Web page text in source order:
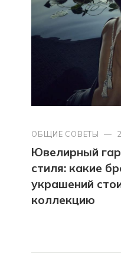
ОБЩИЕ СОВЕТЫ —
Ювелирный
стиля: какие
украшений
коллекцию